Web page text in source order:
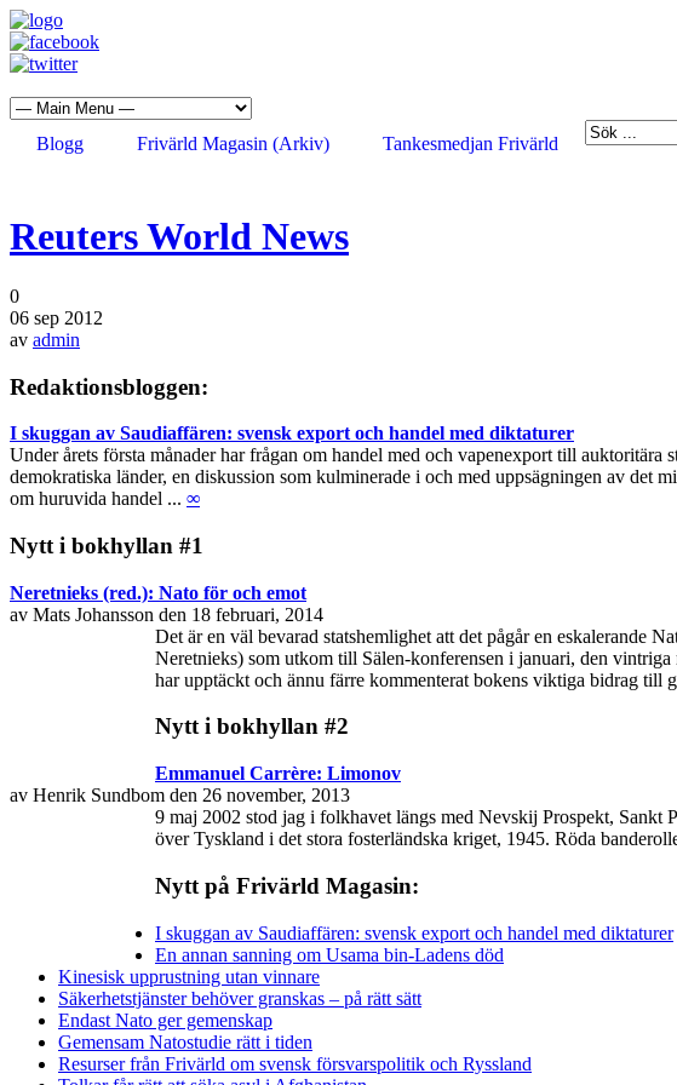
Blogg Frivärld Magasin (Arkiv) Tankesmedjan Frivärld
Reuters World News
0
06 sep 2012
av admin
Redaktionsbloggen:
I skuggan av Saudiaffären: svensk export och handel med diktaturer
Under årets första månader har frågan om handel med och vapenexport till
demokratiska länder, en diskussion som kulminerade i och med uppsägningen av det
om huruvida handel ... ∞
Nytt i bokhyllan #1
Neretnieks (red.): Nato för och emot
av Mats Johansson den 18 februari, 2014
Det är en väl bevarad statshemlighet att det pågår en eskalerande
Neretnieks) som utkom till Sälen-konferensen i januari, den
har upptäckt och ännu färre kommenterat bokens viktiga bidrag till
Nytt i bokhyllan #2
Emmanuel Carrère: Limonov
av Henrik Sundbom den 26 november, 2013
9 maj 2002 stod jag i folkhavet längs med Nevskij Prospekt, Sankt
över Tyskland i det stora fosterländska kriget, 1945. Röda
Nytt på Frivärld Magasin:
I skuggan av Saudiaffären: svensk export och handel med diktaturer
En annan sanning om Usama bin-Ladens död
Kinesisk upprustning utan vinnare
Säkerhetstjänster behöver granskas – på rätt sätt
Endast Nato ger gemenskap
Gemensam Natostudie rätt i tiden
Resurser från Frivärld om svensk försvarspolitik och Ryssland